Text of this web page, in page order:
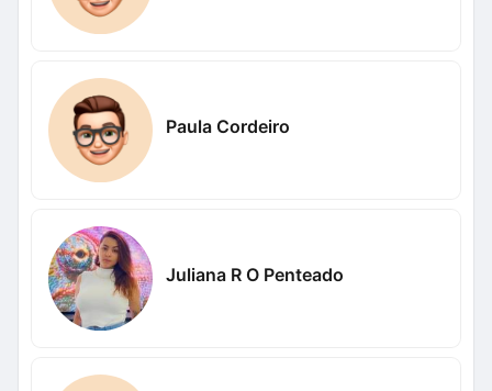
Paula Cordeiro
Juliana R O Penteado